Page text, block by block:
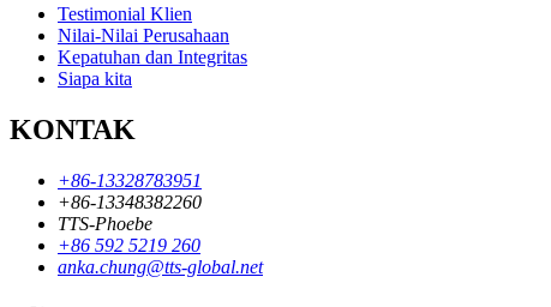
Testimonial Klien
Nilai-Nilai Perusahaan
Kepatuhan dan Integritas
Siapa kita
KONTAK
+86-13328783951
+86-13348382260
TTS-Phoebe
+86 592 5219 260
anka.chung@tts-global.net